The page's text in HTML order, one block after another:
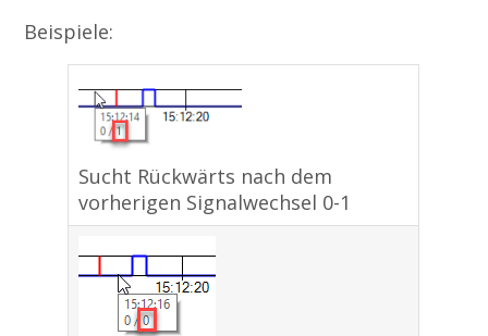
Beispiele:
Sucht Rückwärts nach dem
vorherigen Signalwechsel 0-1